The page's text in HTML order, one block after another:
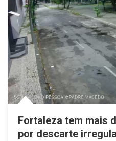
Fortaleza tem mais
por descarte